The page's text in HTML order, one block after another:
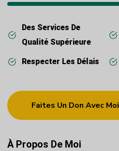
Des Services De
Qualité Supérieure
Respecter Les Délais
Faites Un Don Avec Moi
À Propos De Moi